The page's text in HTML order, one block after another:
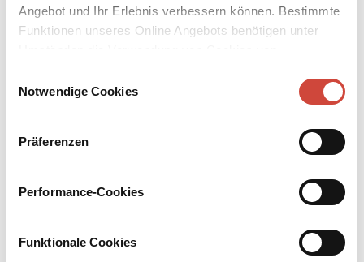
Angebot und Ihr Erlebnis verbessern können. Bestimmte
Funktionen unseres Online Angebots benötigen unter
Notwendige Cookies
Präferenzen
Performance-Cookies
Funktionale Cookies